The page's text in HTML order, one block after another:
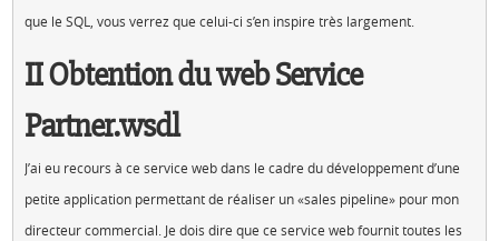
que le SQL, vous verrez que celui-ci s’en inspire très largement.
II Obtention du web Service
Partner.wsdl
J’ai eu recours à ce service web dans le cadre du développement d’une
petite application permettant de réaliser un «sales pipeline» pour mon
directeur commercial. Je dois dire que ce service web fournit toutes les